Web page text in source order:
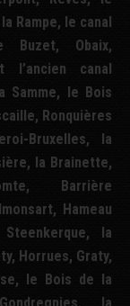
Rampe, le canal
Buzet, Obaix,
l’ancien canal
Samme, le Bois
Ronquières
Bruxelles, la
la Brainette,
Barrière
Hameau
la
Horrues, Graty,
le Bois de la